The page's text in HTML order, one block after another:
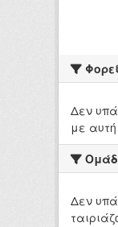
Δεν
με
Δεν